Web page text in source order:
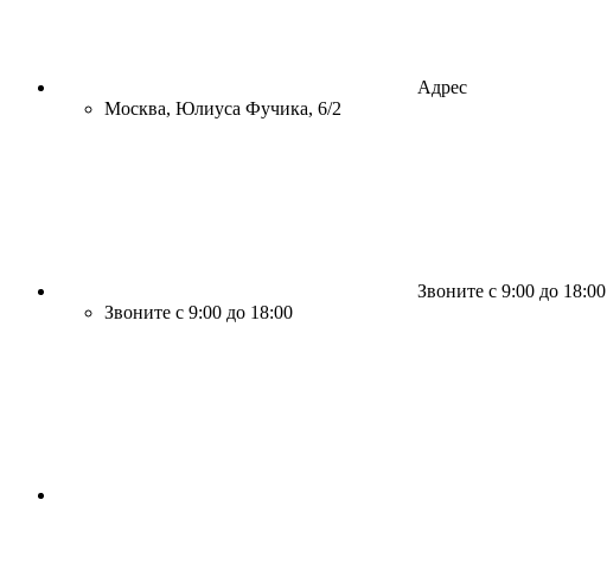
Адрес
Москва, Юлиуса Фучика, 6/2
Звоните с 9:00 до 18:00
Звоните с 9:00 до 18:00